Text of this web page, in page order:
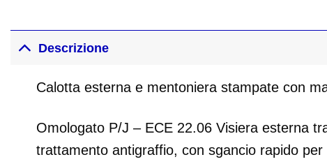
Descrizione
Calotta esterna e mentoniera stampate con
Omologato P/J – ECE 22.06 Visiera esterna
trattamento antigraffio, con sgancio rapido